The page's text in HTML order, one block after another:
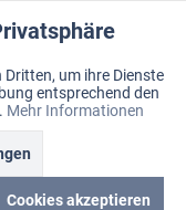
Warenkorb
Mein Konto
Aktiv
Inaktiv
Inaktiv
um ihre Dienste
entsprechend den
Mehr Informationen
Cookies akzeptieren